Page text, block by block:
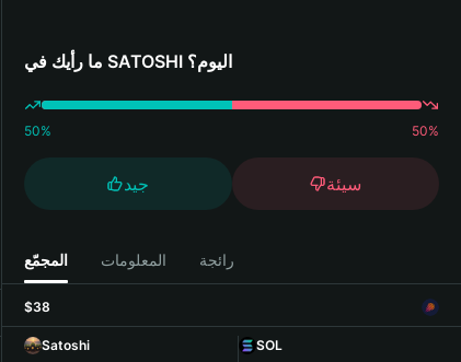
Bitget Wallet
ما رأيك في SATOSHI اليوم؟
50% 50%
جيد سيئة
المجمّع المعلومات رائجة
$38
Satoshi
SOL